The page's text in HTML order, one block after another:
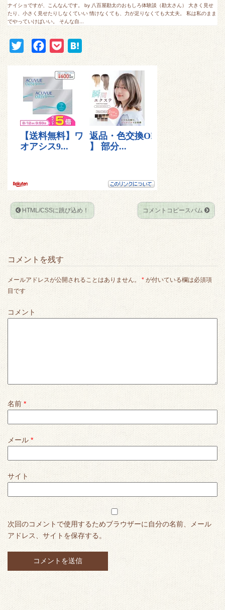
ナイショですが、こんなんです。 by 八百屋勘太のおもしろ体験談（勘太さん） 大きく見せ
たり、小さく見せたりしなくていい 情けなくても、力が足りなくても大丈夫。 私は私のまま
でやっていけばいい。 そんな自...
t
t
r
e
o
o
k
c
k
e
t
HTML/CSSに跳び込め！ コメントコピースパム
コメントを残す
メールアドレスが公開されることはありません。 * が付いている欄は必須項
目です
コメント
名前 *
メール *
サイト
次回のコメントで使用するためブラウザーに自分の名前、メール
アドレス、サイトを保存する。